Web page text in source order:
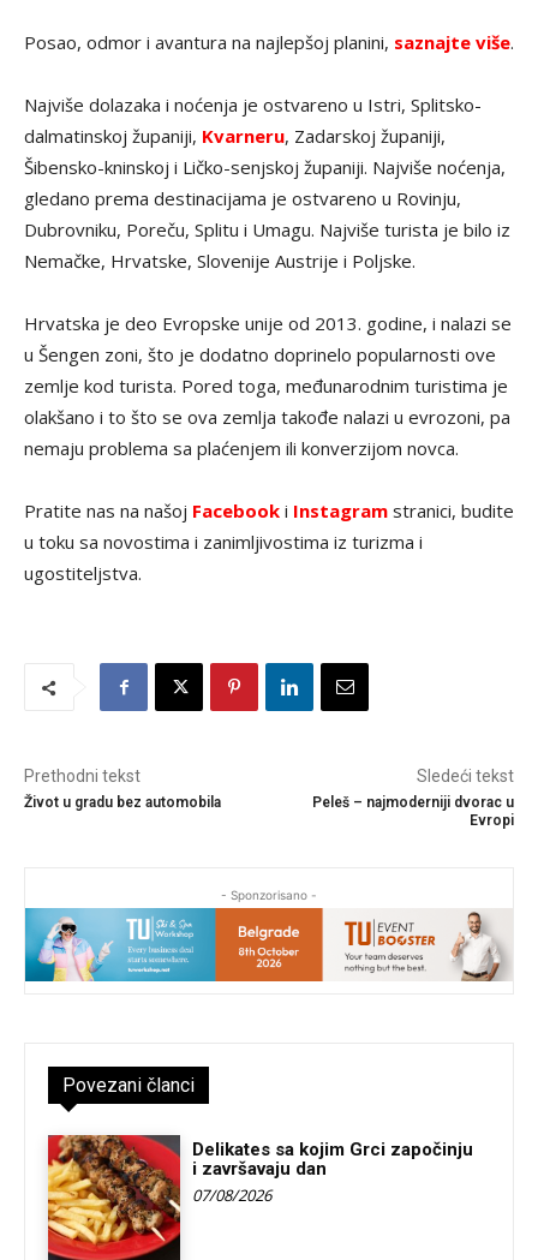
Posao, odmor i avantura na najlepšoj planini, saznajte više.
Najviše dolazaka i noćenja je ostvareno u Istri, Splitsko-
dalmatinskoj županiji, Kvarneru, Zadarskoj županiji,
Šibensko-kninskoj i Ličko-senjskoj županiji. Najviše noćenja,
gledano prema destinacijama je ostvareno u Rovinju,
Dubrovniku, Poreču, Splitu i Umagu. Najviše turista je bilo iz
Nemačke, Hrvatske, Slovenije Austrije i Poljske.
Hrvatska je deo Evropske unije od 2013. godine, i nalazi se
u Šengen zoni, što je dodatno doprinelo popularnosti ove
zemlje kod turista. Pored toga, međunarodnim turistima je
olakšano i to što se ova zemlja takođe nalazi u evrozoni, pa
nemaju problema sa plaćenjem ili konverzijom novca.
Pratite nas na našoj Facebook i Instagram stranici, budite
u toku sa novostima i zanimljivostima iz turizma i
ugostiteljstva.
Prethodni tekst
Život u gradu bez automobila
Sledeći tekst
Peleš – najmoderniji dvorac u
Evropi
- Sponzorisano -
Povezani članci
Delikates sa kojim Grci započinju
i završavaju dan
07/08/2026